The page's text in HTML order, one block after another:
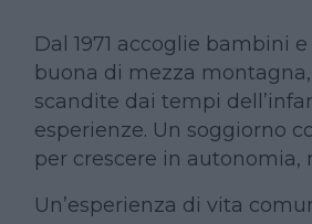
Dal 1971 accoglie bambini
buona di mezza
scandite dai tempi
esperienze. Un soggiorno
per crescere in autonomia,
Un’esperienza di vita